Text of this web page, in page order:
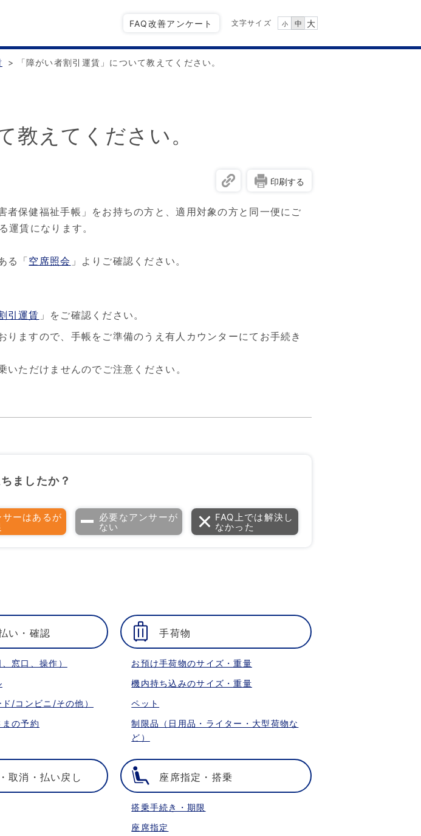
FAQ改善アンケート 文字サイズ 小 中 大
> 「障がい者割引運賃」について教えてください。
教えてください。
印刷する
者保健福祉手帳」をお持ちの方と、適用対象の方と同一便にご
運賃になります。
る「空席照会 」よりご確認ください。
引運賃 」をご確認ください。
ますので、手帳をご準備のうえ有人カウンターにてお手続き
ただけませんのでご注意ください。
ましたか？
サーはあるが
必要なアンサーが
ない
FAQ上では解決し
なかった
い・確認
窓口、操作）
/コンビニ/その他）
の予約
手荷物
お預け手荷物のサイズ・重量
機内持ち込みのサイズ・重量
ペット
制限品（日用品・ライター・大型荷物な
ど）
取消・払い戻し 座席指定・搭乗
搭乗手続き・期限
座席指定